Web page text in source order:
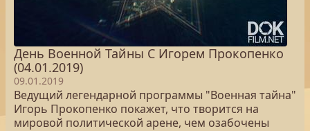
День Военной Тайны С Игорем Прокопенко
(04.01.2019)
09.01.2019
Ведущий легендарной программы "Военная тайна"
Игорь Прокопенко покажет, что творится на
мировой политической арене, чем озабочены